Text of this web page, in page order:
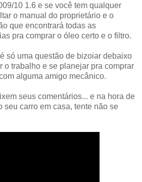
10 1.6 e se você tem qualquer
o manual do proprietário e o
que encontrará todas as
pra comprar o óleo certo e o filtro.
só uma questão de bizoiar debaixo
o trabalho e se planejar pra comprar
alguma amigo mecânico.
seus comentários... e na hora de
seu carro em casa, tente não se